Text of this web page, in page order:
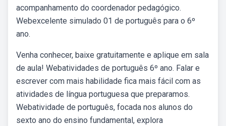
acompanhamento do coordenador pedagógico.
Webexcelente simulado 01 de português para o 6º
ano.
Venha conhecer, baixe gratuitamente e aplique em sala
de aula! Webatividades de português 6º ano. Falar e
escrever com mais habilidade fica mais fácil com as
atividades de língua portuguesa que preparamos.
Webatividade de português, focada nos alunos do
sexto ano do ensino fundamental, explora